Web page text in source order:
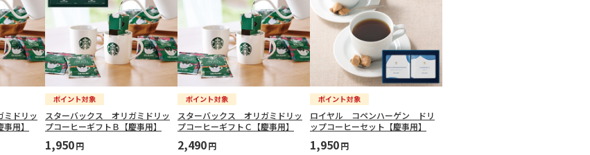
ドリッ
用】
スターバックス オリガミドリッ
プコーヒーギフトＢ【慶事用】
1,950円
スターバックス オリガミドリッ
プコーヒーギフトＣ【慶事用】
2,490円
ロイヤル コペンハーゲン ドリ
ップコーヒーセット【慶事用】
1,950円